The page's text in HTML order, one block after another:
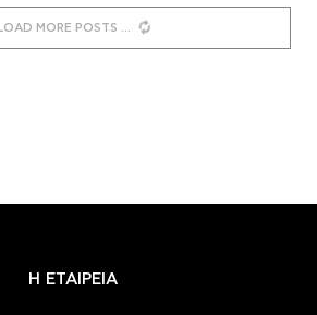
LOAD MORE POSTS
Η ΕΤΑΙΡΕΙΑ